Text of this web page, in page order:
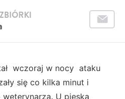
wczoraj w nocy ataku
się co kilka minut i
U pieska